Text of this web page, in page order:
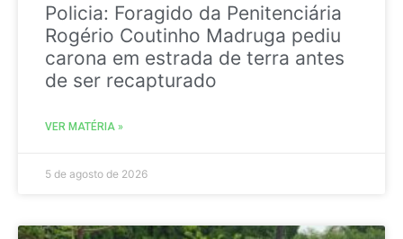
Policia: Foragido da Penitenciária
Rogério Coutinho Madruga pediu
carona em estrada de terra antes
de ser recapturado
VER MATÉRIA »
5 de agosto de 2026